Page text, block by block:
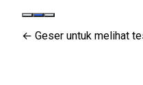
← Geser untuk melihat